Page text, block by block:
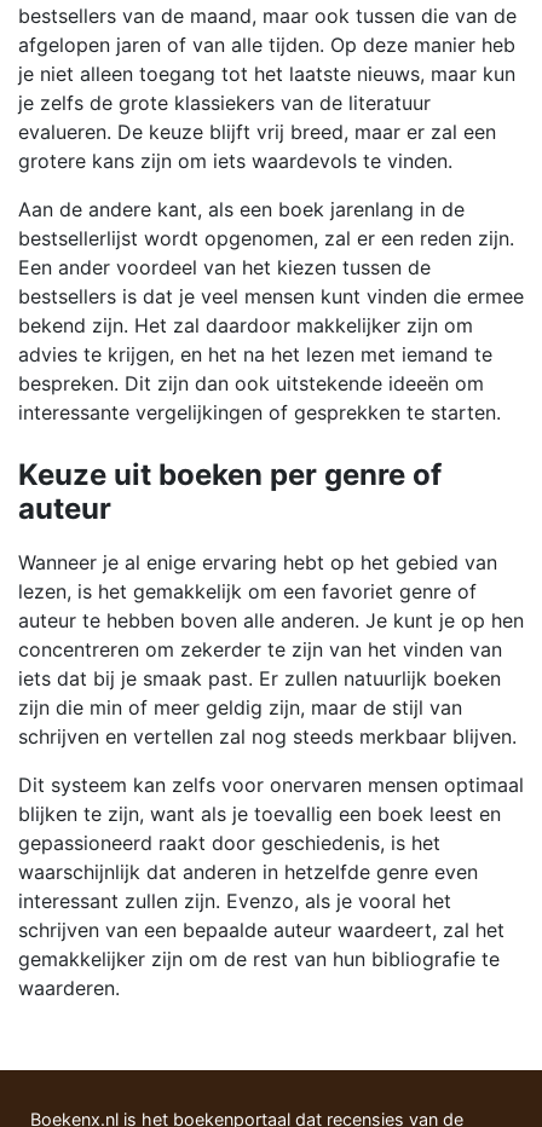
bestsellers van de maand, maar ook tussen die van de
afgelopen jaren of van alle tijden. Op deze manier heb
je niet alleen toegang tot het laatste nieuws, maar kun
je zelfs de grote klassiekers van de literatuur
evalueren. De keuze blijft vrij breed, maar er zal een
grotere kans zijn om iets waardevols te vinden.
Aan de andere kant, als een boek jarenlang in de
bestsellerlijst wordt opgenomen, zal er een reden zijn.
Een ander voordeel van het kiezen tussen de
bestsellers is dat je veel mensen kunt vinden die ermee
bekend zijn. Het zal daardoor makkelijker zijn om
advies te krijgen, en het na het lezen met iemand te
bespreken. Dit zijn dan ook uitstekende ideeën om
interessante vergelijkingen of gesprekken te starten.
Keuze uit boeken per genre of
auteur
Wanneer je al enige ervaring hebt op het gebied van
lezen, is het gemakkelijk om een favoriet genre of
auteur te hebben boven alle anderen. Je kunt je op hen
concentreren om zekerder te zijn van het vinden van
iets dat bij je smaak past. Er zullen natuurlijk boeken
zijn die min of meer geldig zijn, maar de stijl van
schrijven en vertellen zal nog steeds merkbaar blijven.
Dit systeem kan zelfs voor onervaren mensen optimaal
blijken te zijn, want als je toevallig een boek leest en
gepassioneerd raakt door geschiedenis, is het
waarschijnlijk dat anderen in hetzelfde genre even
interessant zullen zijn. Evenzo, als je vooral het
schrijven van een bepaalde auteur waardeert, zal het
gemakkelijker zijn om de rest van hun bibliografie te
waarderen.
Boekenx.nl is het boekenportaal dat recensies van de